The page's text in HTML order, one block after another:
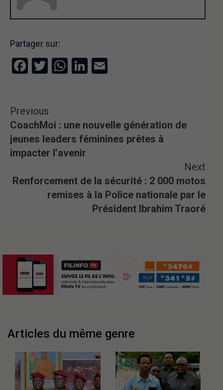
Partager sur:
Facebook
Twitter
WhatsApp
LinkedIn
Previous
CoachMoi : une nouvelle génération de
jeunes leaders féminines prêtes à
impacter l’avenir
Next
Renforcement de la sécurité : 2 000 motos
remises à la Police nationale par le
Président Ibrahim Traoré
Articles du même genre